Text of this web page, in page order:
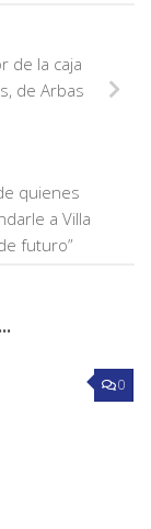
de la caja
de Arbas
quienes
a Villa
futuro”
0